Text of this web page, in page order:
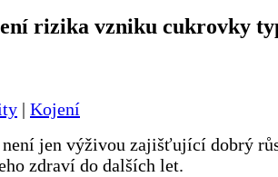
rizika vzniku cukrovky
| Kojení
jen výživou zajišťující dobrý
zdraví do dalších let.